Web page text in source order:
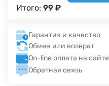
Итого: 99 ₽
Гарантия и качество
Обмен или возврат
On-line оплата на сайте
Обратная связь